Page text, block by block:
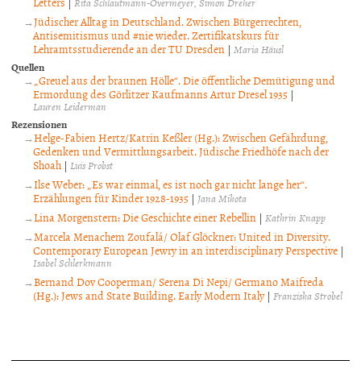
Jüdischer Alltag in Deutschland. Zwischen Bürgerrechten,
Antisemitismus und #nie wieder. Zertifikatskurs für
Lehramtsstudierende an der TU Dresden | Maria Häusl
Quellen
„Greuel aus der braunen Hölle“. Die öffentliche Demütigung und
Ermordung des Görlitzer Kaufmanns Artur Dresel 1935 |
Lauren Leiderman
Rezensionen
Helge-Fabien Hertz/Katrin Keßler (Hg.): Zwischen Gefährdung,
Gedenken und Vermittlungsarbeit. Jüdische Friedhöfe nach der
Shoah | Luis Probst
Ilse Weber: „Es war einmal, es ist noch gar nicht lange her“.
Erzählungen für Kinder 1928-1935 | Jana Mikota
Lina Morgenstern: Die Geschichte einer Rebellin |Kathrin Knapp
Marcela Menachem Zoufalá/ Olaf Glöckner: United in Diversity.
Contemporary European Jewry in an interdisciplinary Perspective |
Isabel Schlerkmann
Bernand Dov Cooperman/ Serena Di Nepi/ Germano Maifreda
(Hg.): Jews and State Building. Early Modern Italy| Franziska Strobel